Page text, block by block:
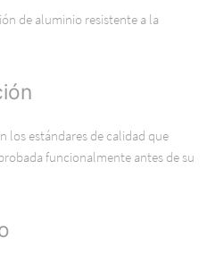
de aluminio resistente a la
los estándares de calidad que
funcionalmente antes de su